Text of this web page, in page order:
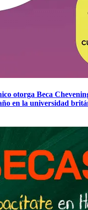
otorga Beca
en la universidad